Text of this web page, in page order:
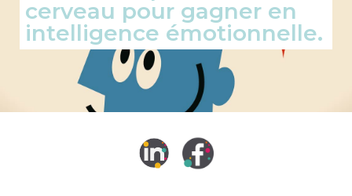
cerveau pour gagner en
intelligence émotionnelle.